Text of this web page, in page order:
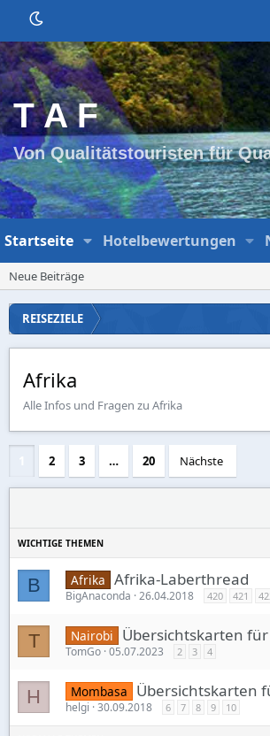
T A F
Von Qualitätstouristen für
Startseite Hotelbewertungen
Neue Beiträge
REISEZIELE
Afrika
Alle Infos und Fragen zu Afrika
2 3 … 20 Nächste
B Afrika Afrika-Laberthread
BigAnaconda 26.04.2018 420 421
T Nairobi Übersichtskarten
TomGo 05.07.2023 2 3 4
H Mombasa Übersichtskarten
helgi 30.09.2018 6 7 8 9 10